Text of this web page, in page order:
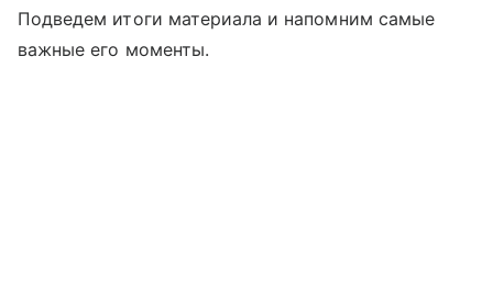
Подведем итоги материала и напомним самые
важные его моменты.